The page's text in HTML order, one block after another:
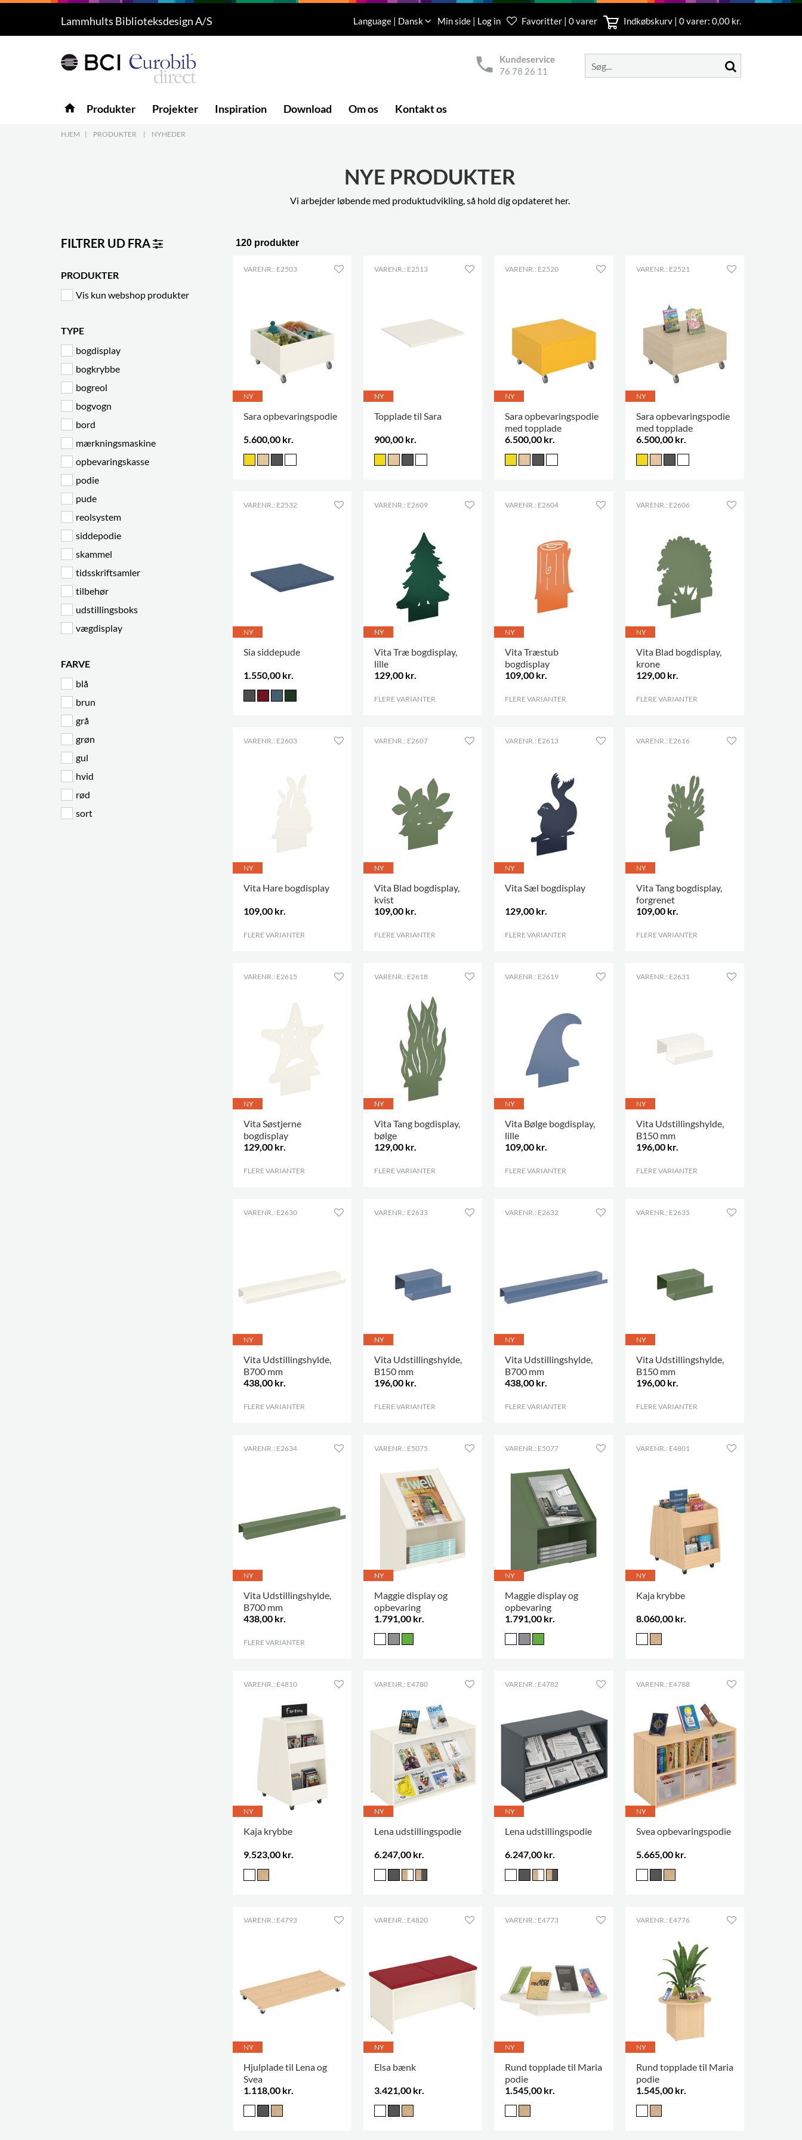
5
Produkter
Lammhults Biblioteksdesign A/S Language | Dansk Min side | Log in Favoritter | 0 varer Indkøbskurv | 0varer: 0,00 kr.
Kundeservice
76 78 26 11
home Produkter Projekter Inspiration Download Om os Kontakt os
HJEM | PRODUKTER | NYHEDER
NYE PRODUKTER
Vi arbejder løbende med produktudvikling, så hold dig opdateret her.
FILTRER UD FRA
PRODUKTER
Vis kun webshop produkter
TYPE
bogdisplay
bogkrybbe
bogreol
bogvogn
bord
mærkningsmaskine
opbevaringskasse
podie
pude
reolsystem
siddepodie
skammel
tidsskriftsamler
tilbehør
udstillingsboks
vægdisplay
FARVE
blå
brun
grå
grøn
gul
hvid
rød
sort
120 produkter
VARENR.: E2503
NY
Sara opbevaringspodie
5.600,00 kr.
VARENR.: E2513
NY
Topplade til Sara
900,00 kr.
VARENR.: E2520
NY
Sara opbevaringspodie
med topplade
6.500,00 kr.
VARENR.: E2521
NY
Sara opbevaringspodie
med topplade
6.500,00 kr.
VARENR.: E2532
NY
Sia siddepude
1.550,00 kr.
VARENR.: E2609
NY
Vita Træ bogdisplay,
lille
129,00 kr.
FLERE VARIANTER
VARENR.: E2604
NY
Vita Træstub
bogdisplay
109,00 kr.
FLERE VARIANTER
VARENR.: E2606
NY
Vita Blad bogdisplay,
krone
129,00 kr.
FLERE VARIANTER
VARENR.: E2603
NY
Vita Hare bogdisplay
109,00 kr.
FLERE VARIANTER
VARENR.: E2607
NY
Vita Blad bogdisplay,
kvist
109,00 kr.
FLERE VARIANTER
VARENR.: E2613
NY
Vita Sæl bogdisplay
129,00 kr.
FLERE VARIANTER
VARENR.: E2616
NY
Vita Tang bogdisplay,
forgrenet
109,00 kr.
FLERE VARIANTER
VARENR.: E2615
NY
Vita Søstjerne
bogdisplay
129,00 kr.
FLERE VARIANTER
VARENR.: E2618
NY
Vita Tang bogdisplay,
bølge
129,00 kr.
FLERE VARIANTER
VARENR.: E2619
NY
Vita Bølge bogdisplay,
lille
109,00 kr.
FLERE VARIANTER
VARENR.: E2631
NY
Vita Udstillingshylde,
B150 mm
196,00 kr.
FLERE VARIANTER
VARENR.: E2630
NY
Vita Udstillingshylde,
B700 mm
438,00 kr.
FLERE VARIANTER
VARENR.: E2633
NY
Vita Udstillingshylde,
B150 mm
196,00 kr.
FLERE VARIANTER
VARENR.: E2632
NY
Vita Udstillingshylde,
B700 mm
438,00 kr.
FLERE VARIANTER
VARENR.: E2635
NY
Vita Udstillingshylde,
B150 mm
196,00 kr.
FLERE VARIANTER
VARENR.: E2634
NY
Vita Udstillingshylde,
B700 mm
438,00 kr.
FLERE VARIANTER
VARENR.: E5075
NY
Maggie display og
opbevaring
1.791,00 kr.
VARENR.: E5077
NY
Maggie display og
opbevaring
1.791,00 kr.
VARENR.: E4801
NY
Kaja krybbe
8.060,00 kr.
VARENR.: E4810
NY
Kaja krybbe
9.523,00 kr.
VARENR.: E4780
NY
Lena udstillingspodie
6.247,00 kr.
VARENR.: E4782
NY
Lena udstillingspodie
6.247,00 kr.
VARENR.: E4788
NY
Svea opbevaringspodie
5.665,00 kr.
VARENR.: E4793
NY
Hjulplade til Lena og
Svea
1.118,00 kr.
VARENR.: E4820
NY
Elsa bænk
3.421,00 kr.
VARENR.: E4773
NY
Rund topplade til Maria
podie
1.545,00 kr.
VARENR.: E4776
NY
Rund topplade til Maria
podie
1.545,00 kr.